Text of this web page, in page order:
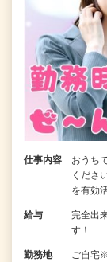
仕事内容
おうち
くださ
を有効
給与
完全出
す！
勤務地
ご自宅